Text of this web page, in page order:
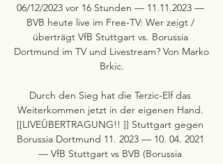
06/12/2023 vor 16 Stunden — 11.11.2023 —
BVB heute live im Free-TV: Wer zeigt /
überträgt VfB Stuttgart vs. Borussia
Dortmund im TV und Livestream? Von Marko
Brkic.
Durch den Sieg hat die Terzic-Elf das
Weiterkommen jetzt in der eigenen Hand.
[[LIVEÜBERTRAGUNG!! ]] Stuttgart gegen
Borussia Dortmund 11. 2023 — 10. 04. 2021
— VfB Stuttgart vs BVB (Borussia